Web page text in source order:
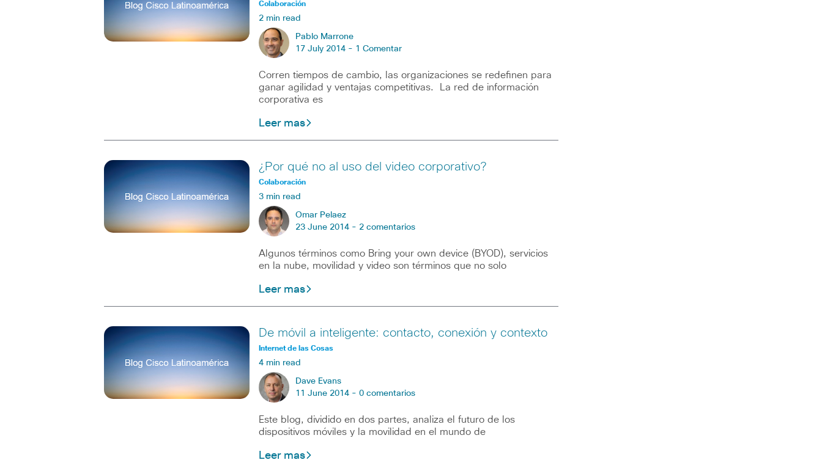
Colaboración
2 min read
Pablo Marrone
17 July 2014 - 1 Comentar
Corren tiempos de cambio, las organizaciones se redefinen para
ganar agilidad y ventajas competitivas. La red de información
corporativa es
Leer mas
¿Por qué no al uso del video corporativo?
Colaboración
3 min read
Omar Pelaez
23 June 2014 - 2 comentarios
Algunos términos como Bring your own device (BYOD), servicios
en la nube, movilidad y video son términos que no solo
Leer mas
De móvil a inteligente: contacto, conexión y contexto
Internet de las Cosas
4 min read
Dave Evans
11 June 2014 - 0 comentarios
Este blog, dividido en dos partes, analiza el futuro de los
dispositivos móviles y la movilidad en el mundo de
Leer mas